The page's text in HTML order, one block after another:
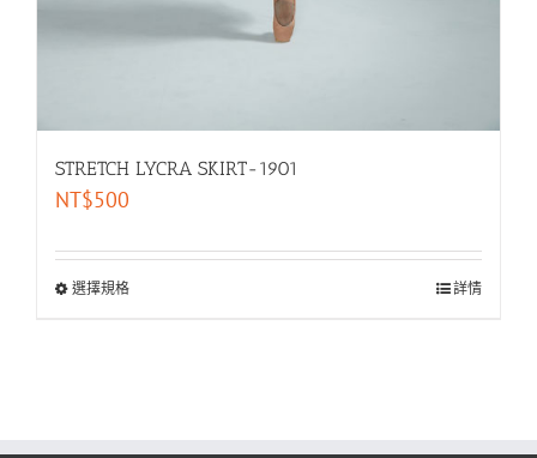
STRETCH LYCRA SKIRT-1901
NT$500
選擇規格 詳情